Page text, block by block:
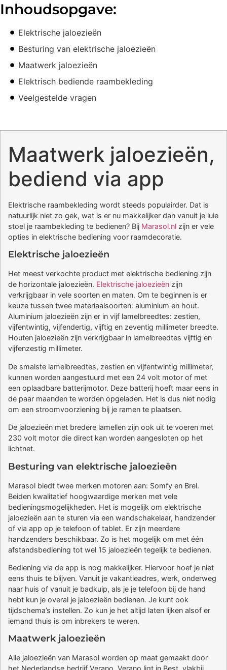
Inhoudsopgave:
Elektrische jaloezieën
Besturing van elektrische jaloezieën
Maatwerk jaloezieën
Elektrisch bediende raambekleding
Veelgestelde vragen
Maatwerk jaloezieën,
bediend via app
Elektrische raambekleding wordt steeds populairder. Dat is
natuurlijk niet zo gek, wat is er nu makkelijker dan vanuit je luie
stoel je raambekleding te bedienen? Bij Marasol.nl zijn er vele
opties in elektrische bediening voor raamdecoratie.
Elektrische jaloezieën
Het meest verkochte product met elektrische bediening zijn
de horizontale jaloezieën. Elektrische jaloezieën zijn
verkrijgbaar in vele soorten en maten. Om te beginnen is er
keuze tussen twee materiaalsoorten: aluminium en hout.
Aluminium jaloezieën zijn er in vijf lamelbreedtes: zestien,
vijfentwintig, vijfendertig, vijftig en zeventig millimeter breedte.
Houten jaloezieën zijn verkrijgbaar in lamelbreedtes vijftig en
vijfenzestig millimeter.
De smalste lamelbreedtes, zestien en vijfentwintig millimeter,
kunnen worden aangestuurd met een 24 volt motor of met
een oplaadbare batterijmotor. Deze batterij hoeft maar eens in
de paar maanden te worden opgeladen. Het is dus niet nodig
om een stroomvoorziening bij je ramen te plaatsen.
De jaloezieën met bredere lamellen zijn ook uit te voeren met
230 volt motor die direct kan worden aangesloten op het
lichtnet.
Besturing van elektrische jaloezieën
Marasol biedt twee merken motoren aan: Somfy en Brel.
Beiden kwalitatief hoogwaardige merken met vele
bedieningsmogelijkheden. Het is mogelijk om elektrische
jaloezieën aan te sturen via een wandschakelaar, handzender
of via app op je telefoon of tablet. Er zijn meerdere
handzenders beschikbaar. Zo is het mogelijk om met één
afstandsbediening tot wel 15 jaloezieën tegelijk te bedienen.
Bediening via de app is nog makkelijker. Hiervoor hoef je niet
eens thuis te blijven. Vanuit je vakantieadres, werk, onderweg
naar huis of vanuit je badkuip, als je je telefoon bij de hand
hebt kun je overal je jaloezieën bedienen. Je kunt ook
tijdschema’s instellen. Zo kun je het altijd laten lijken alsof er
iemand thuis is om inbrekers te weren.
Maatwerk jaloezieën
Alle jaloezieën van Marasol worden op maat gemaakt door